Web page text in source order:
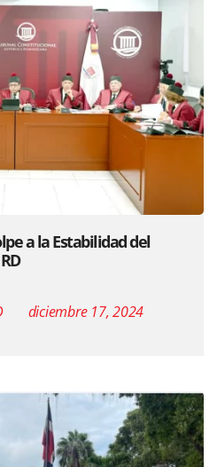
a la Estabilidad del
diciembre 17, 2024